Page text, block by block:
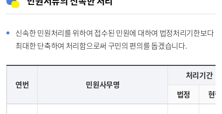
신속한 민원처리를 위하여 접수된 민원에 대하여 법정처리기한보다
최대한 단축하여 처리함으로써 구민의 편의를 돕겠습니다.
연번 민원사무명
처리기간
법정
현행